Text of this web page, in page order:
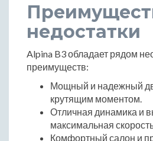
недостатки
Alpina B3 обладает рядом
преимуществ:
Мощный и надежный
крутящим моментом.
Отличная динамика и
максимальная
Комфортный салон и